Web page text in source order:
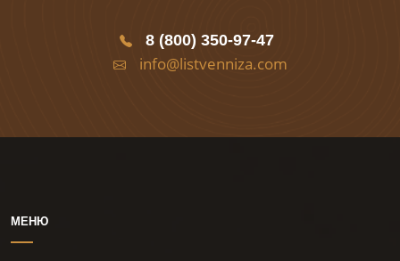
8 (800) 350-97-47
info@listvenniza.com
МЕНЮ